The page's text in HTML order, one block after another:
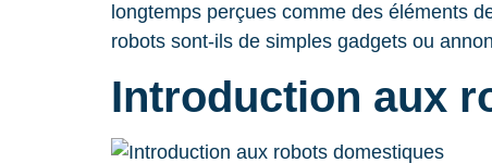
longtemps perçues comme des éléments
robots sont-ils de simples gadgets ou
Introduction aux